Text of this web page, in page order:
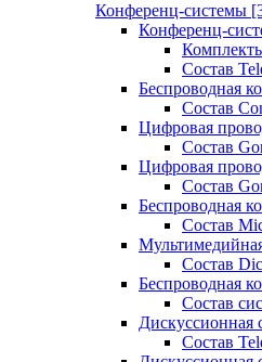
Конференц-системы
Конференц-
Состав
Беспроводная
Состав
Цифровая
Состав
Цифровая
Состав
Беспроводная
Состав
Состав
Беспроводная
Состав
Дискуссионная
Состав